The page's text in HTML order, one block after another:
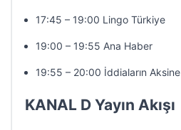
17:45 – 19:00 Lingo Türkiye
19:00 – 19:55 Ana Haber
19:55 – 20:00 İddiaların Aksine
KANAL D Yayın Akışı